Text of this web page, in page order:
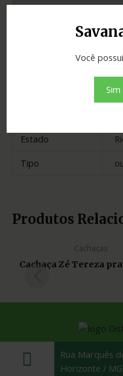
Você
Sim
Estado
Tipo
Produtos
Cachaças
Cachaça Zé Tereza
Rua Marquês
Horizonte / MG